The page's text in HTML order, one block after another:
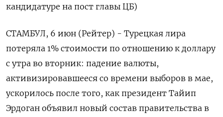
кандидатуре на пост главы ЦБ)
СТАМБУЛ, 6 июн (Рейтер) - Турецкая лира
потеряла 1% стоимости по отношению к доллару
с утра во вторник: падение валюты,
активизировавшееся со времени выборов в мае,
ускорилось после того, как президент Тайип
Эрдоган объявил новый состав правительства в